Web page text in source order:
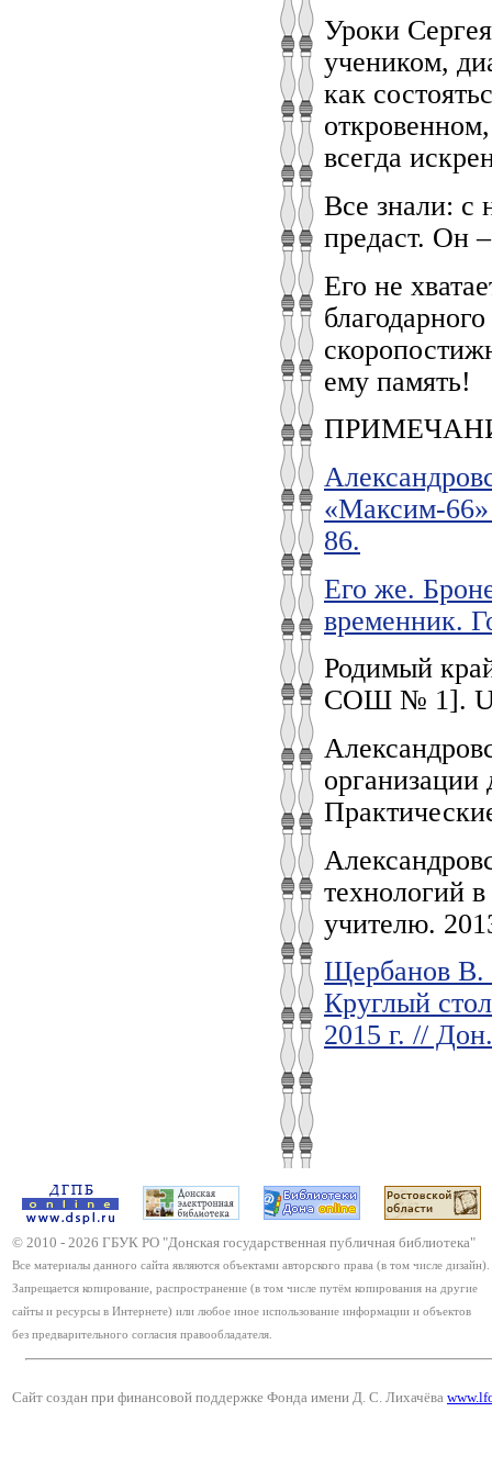
Уроки
учеником,
как
всегда
Все знали: с
предаст. Он
Его не
ему память!
«Максим-
86.
Его же.
временник.
Родимый
СОШ № 1].
организации
технологий
учителю.
Щербанов В.
Круглый
2015 г. //
© 2010 - 2026 ГБУК РО "Донская государственная публичная библиотека"
Все материалы данного сайта являются объектами авторского права (в том числе дизайн).
Запрещается копирование, распространение (в том числе путём копирования на другие
сайты и ресурсы в Интернете) или любое иное использование информации и объектов
без предварительного согласия правообладателя.
Сайт создан при финансовой поддержке Фонда имени Д. С. Лихачёва